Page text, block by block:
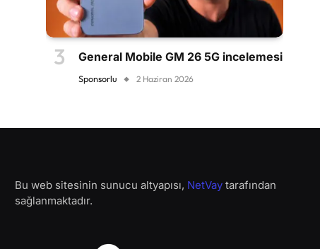
General Mobile GM 26 5G incelemesi
Sponsorlu 2 Haziran 2026
Bu web sitesinin sunucu altyapısı, NetVay tarafından
sağlanmaktadır.